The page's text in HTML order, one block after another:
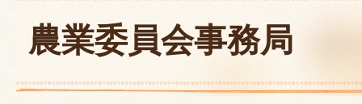
農業委員会事務局